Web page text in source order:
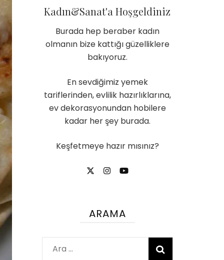
Kadın&Sanat'a Hoşgeldiniz
Burada hep beraber kadın
olmanın bize kattığı güzelliklere
bakıyoruz.
En sevdiğimiz yemek
tariflerinden, evlilik hazırlıklarına,
ev dekorasyonundan hobilere
kadar her şey burada.
Keşfetmeye hazır mısınız?
ARAMA
Arama: